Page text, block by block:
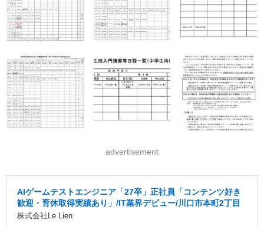
advertisement
AIゲームテストエンジニア「27卒」正社員「コンテンツ好き
歓迎・育休取得実績あり」/IT業界デビュー/川口市本町2丁目
株式会社Le Lien